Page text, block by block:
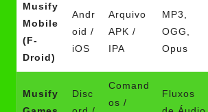
Musify
Mobile
(F-
Droid)
Andr
oid /
iOS
Arquivo
APK /
IPA
MP3,
OGG,
Opus
Musify
Disc
Comand
os /
Fluxos